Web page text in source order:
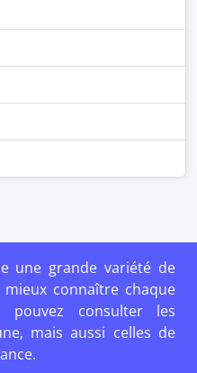
une grande variété de
connaître chaque
pouvez consulter les
mais aussi celles de